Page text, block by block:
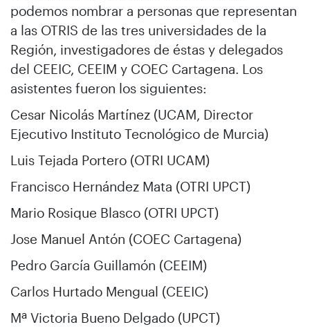
podemos nombrar a personas que representan
a las OTRIS de las tres universidades de la
Región, investigadores de éstas y delegados
del CEEIC, CEEIM y COEC Cartagena. Los
asistentes fueron los siguientes:
Cesar Nicolás Martínez (UCAM, Director
Ejecutivo Instituto Tecnológico de Murcia)
Luis Tejada Portero (OTRI UCAM)
Francisco Hernández Mata (OTRI UPCT)
Mario Rosique Blasco (OTRI UPCT)
Jose Manuel Antón (COEC Cartagena)
Pedro García Guillamón (CEEIM)
Carlos Hurtado Mengual (CEEIC)
Mª Victoria Bueno Delgado (UPCT)